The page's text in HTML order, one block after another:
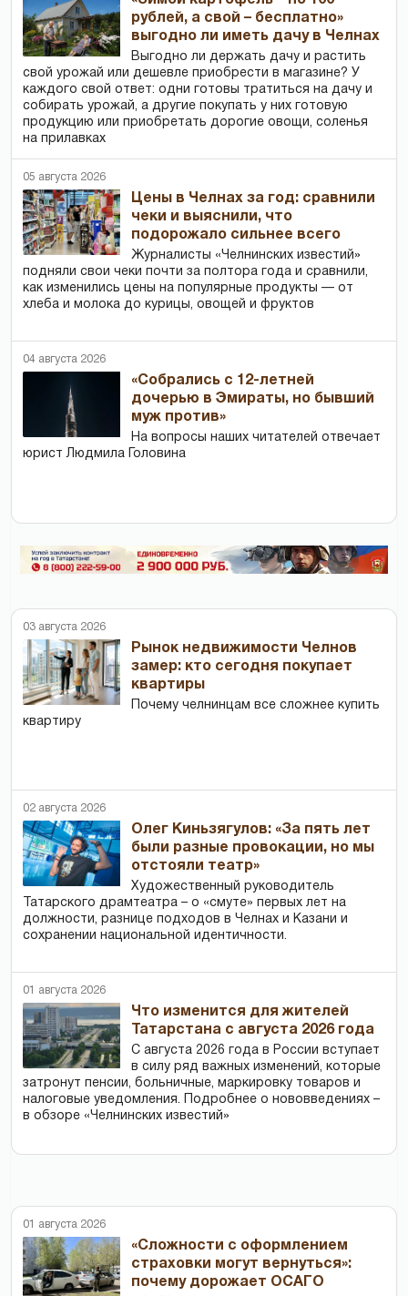
рублей, а свой – бесплатно»
выгодно ли иметь дачу в Челнах
Выгодно ли держать дачу и растить
свой урожай или дешевле приобрести в магазине? У
каждого свой ответ: одни готовы тратиться на дачу и
собирать урожай, а другие покупать у них готовую
продукцию или приобретать дорогие овощи, соленья
на прилавках
05 августа 2026
Цены в Челнах за год: сравнили
чеки и выяснили, что
подорожало сильнее всего
Журналисты «Челнинских известий»
подняли свои чеки почти за полтора года и сравнили,
как изменились цены на популярные продукты — от
хлеба и молока до курицы, овощей и фруктов
04 августа 2026
«Собрались с 12-летней
дочерью в Эмираты, но бывший
муж против»
На вопросы наших читателей отвечает
юрист Людмила Головина
03 августа 2026
Рынок недвижимости Челнов
замер: кто сегодня покупает
квартиры
Почему челнинцам все сложнее купить
квартиру
02 августа 2026
Олег Киньзягулов: «За пять лет
были разные провокации, но мы
отстояли театр»
Художественный руководитель
Татарского драмтеатра – о «смуте» первых лет на
должности, разнице подходов в Челнах и Казани и
сохранении национальной идентичности.
01 августа 2026
Что изменится для жителей
Татарстана с августа 2026 года
С августа 2026 года в России вступает
в силу ряд важных изменений, которые
затронут пенсии, больничные, маркировку товаров и
налоговые уведомления. Подробнее о нововведениях –
в обзоре «Челнинских известий»
01 августа 2026
«Сложности с оформлением
страховки могут вернуться»:
почему дорожает ОСАГО